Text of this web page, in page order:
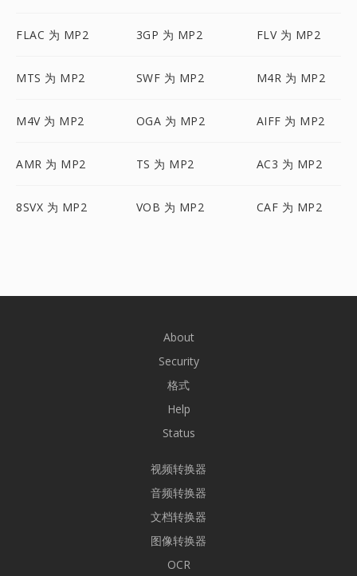
FLAC 为 MP2 3GP 为 MP2 FLV 为 MP2
MTS 为 MP2 SWF 为 MP2 M4R 为 MP2
M4V 为 MP2 OGA 为 MP2 AIFF 为 MP2
AMR 为 MP2 TS 为 MP2 AC3 为 MP2
8SVX 为 MP2 VOB 为 MP2 CAF 为 MP2
About
Security
格式
Help
Status
视频转换器
音频转换器
文档转换器
图像转换器
OCR